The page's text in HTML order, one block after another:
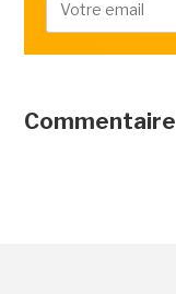
Commentaire